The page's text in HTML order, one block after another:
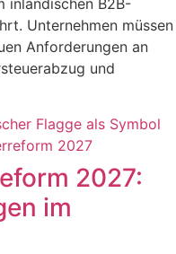
Unternehmen müssen
Anforderungen an
und
2027:
im